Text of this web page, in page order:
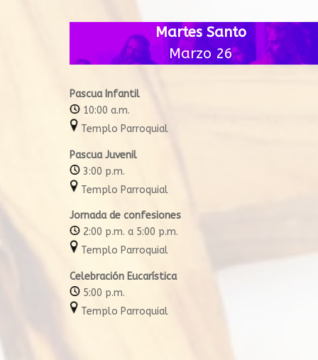
Martes Santo
Marzo 26
Pascua Infantil
10:00 a.m.
Templo Parroquial
Pascua Juvenil
3:00 p.m.
Templo Parroquial
Jornada de confesiones
2:00 p.m. a 5:00 p.m.
Templo Parroquial
Celebración Eucarística
5:00 p.m.
Templo Parroquial